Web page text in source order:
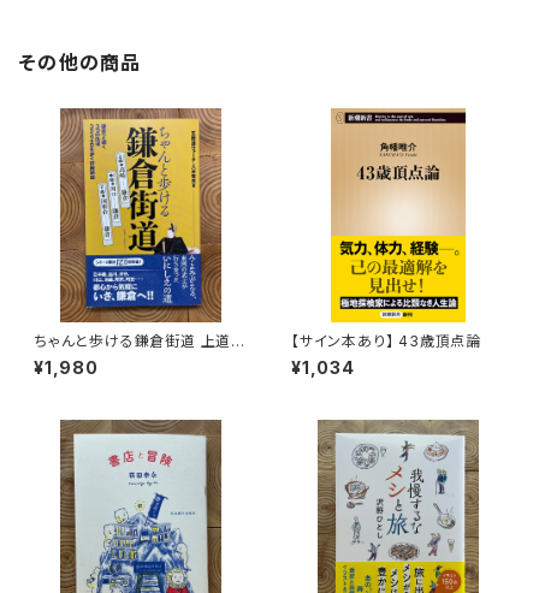
その他の商品
ちゃんと歩ける鎌倉街道 上道・
中道・下道
¥1,980
【サイン本あり】 43歳頂点論
¥1,034